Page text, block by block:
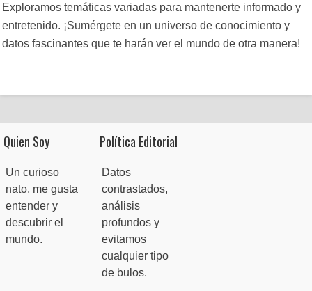
Exploramos temáticas variadas para mantenerte informado y
entretenido. ¡Sumérgete en un universo de conocimiento y
datos fascinantes que te harán ver el mundo de otra manera!
Quien Soy
Un curioso
nato, me gusta
entender y
descubrir el
mundo.
Política Editorial
Datos
contrastados,
análisis
profundos y
evitamos
cualquier tipo
de bulos.